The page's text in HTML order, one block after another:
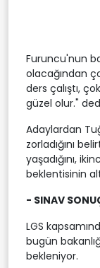
Furuncu'nun
olacağından
ders çalıştı,
güzel olur."
Adaylardan
zorladığını
yaşadığını,
beklentisinin
- SINAV
LGS
bugün
bekleniyor.